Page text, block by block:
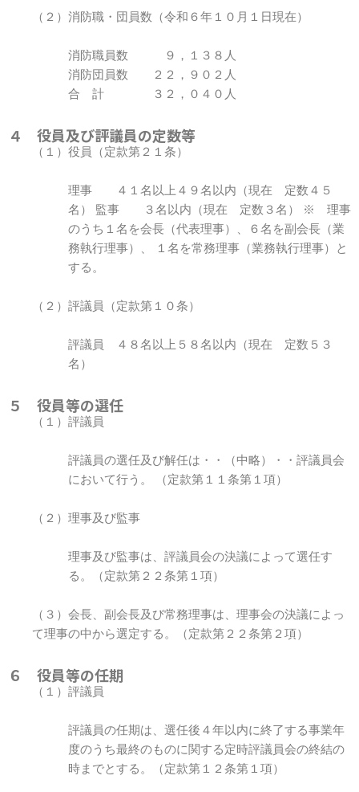
（２）消防職・団員数（令和６年１０月１日現在）
消防職員数 ９，１３８人
消防団員数 ２２，９０２人
合 計 ３２，０４０人
４ 役員及び評議員の定数等
（１）役員（定款第２１条）
理事 ４１名以上４９名以内（現在 定数４５
名） 監事 ３名以内（現在 定数３名） ※ 理事
のうち１名を会長（代表理事）、６名を副会長（業
務執行理事）、 １名を常務理事（業務執行理事）と
する。
（２）評議員（定款第１０条）
評議員 ４８名以上５８名以内（現在 定数５３
名）
５ 役員等の選任
（１）評議員
評議員の選任及び解任は・・（中略）・・評議員会
において行う。 （定款第１１条第１項）
（２）理事及び監事
理事及び監事は、評議員会の決議によって選任す
る。（定款第２２条第１項）
（３）会長、副会長及び常務理事は、理事会の決議によっ
て理事の中から選定する。（定款第２２条第２項）
６ 役員等の任期
（１）評議員
評議員の任期は、選任後４年以内に終了する事業年
度のうち最終のものに関する定時評議員会の終結の
時までとする。（定款第１２条第１項）